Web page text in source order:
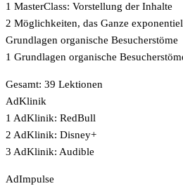
1 MasterClass: Vorstellung der Inhalte
2 Möglichkeiten, das Ganze
Grundlagen organische Besucherstöme
1 Grundlagen organische
Gesamt: 39 Lektionen
AdKlinik
1 AdKlinik: RedBull
2 AdKlinik: Disney+
3 AdKlinik: Audible
AdImpulse